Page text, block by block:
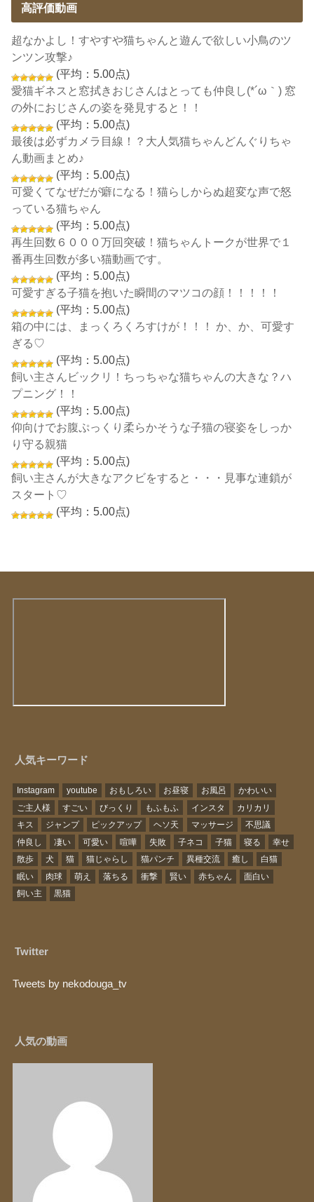
高評価動画
超なかよし！すやすや猫ちゃんと遊んで欲しい小鳥のツ
ンツン攻撃♪
(平均：5.00点)
愛猫ギネスと窓拭きおじさんはとっても仲良し(*´ω｀) 窓
の外におじさんの姿を発見すると！！
(平均：5.00点)
最後は必ずカメラ目線！？大人気猫ちゃんどんぐりちゃ
ん動画まとめ♪
(平均：5.00点)
可愛くてなぜだが癖になる！猫らしからぬ超変な声で怒
っている猫ちゃん
(平均：5.00点)
再生回数６０００万回突破！猫ちゃんトークが世界で１
番再生回数が多い猫動画です。
(平均：5.00点)
可愛すぎる子猫を抱いた瞬間のマツコの顔！！！！！
(平均：5.00点)
箱の中には、まっくろくろすけが！！！ か、か、可愛す
ぎる♡
(平均：5.00点)
飼い主さんビックリ！ちっちゃな猫ちゃんの大きな？ハ
プニング！！
(平均：5.00点)
仰向けでお腹ぷっくり柔らかそうな子猫の寝姿をしっか
り守る親猫
(平均：5.00点)
飼い主さんが大きなアクビをすると・・・見事な連鎖が
スタート♡
(平均：5.00点)
人気キーワード
Instagram youtube おもしろい お昼寝 お風呂
かわいい
ご主人様
すごい びっくり もふもふ インスタ
カリカリ
キス
ジャンプ ピックアップ ヘソ天 マッサージ
不思議
仲良し
凄い 可愛い 喧嘩 失敗 子ネコ 子猫 寝る
幸せ
散歩
犬 猫 猫じゃらし 猫パンチ 異種交流 癒し
白猫
眠い
肉球 萌え 落ちる 衝撃 賢い 赤ちゃん
面白い
飼い主
黒猫
Twitter
Tweets by nekodouga_tv
人気の動画